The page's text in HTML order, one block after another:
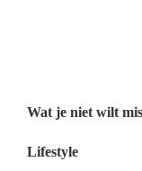
Wat je niet wilt
Lifestyle